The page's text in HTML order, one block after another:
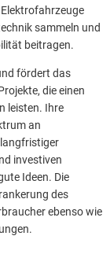
sammeln und
beitragen.
fördert das
die einen
leisten. Ihre
an
investiven
Ideen. Die
des
ebenso wie